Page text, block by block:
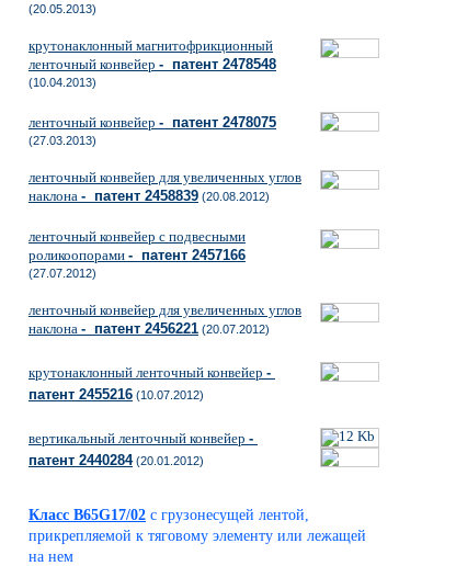
(20.05.2013)
крутонаклонный магнитофрикционный
ленточный конвейер - патент 2478548
(10.04.2013)
ленточный конвейер - патент 2478075
(27.03.2013)
ленточный конвейер для увеличенных углов
наклона - патент 2458839 (20.08.2012)
ленточный конвейер с подвесными
роликоопорами - патент 2457166
(27.07.2012)
ленточный конвейер для увеличенных углов
наклона - патент 2456221 (20.07.2012)
крутонаклонный ленточный конвейер -
патент 2455216 (10.07.2012)
вертикальный ленточный конвейер -
патент 2440284(20.01.2012)
Класс B65G17/02 с грузонесущей лентой,
прикрепляемой к тяговому элементу или лежащей
на нем